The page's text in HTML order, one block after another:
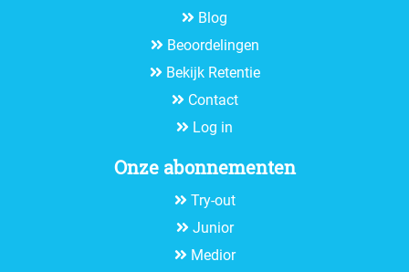
Blog
Beoordelingen
Bekijk Retentie
Contact
Log in
Onze abonnementen
Try-out
Junior
Medior